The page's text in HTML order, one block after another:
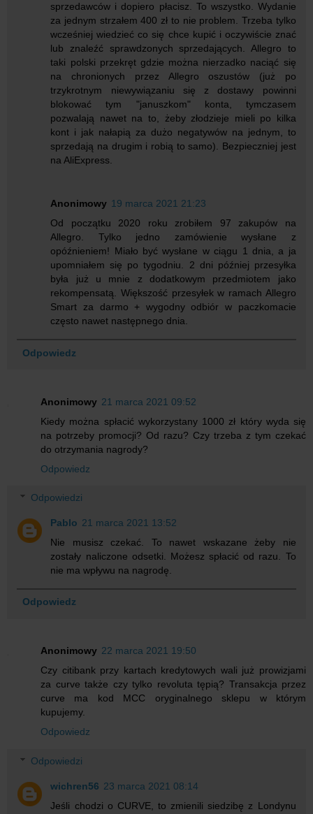
sprzedawców i dopiero płacisz. To wszystko. Wydanie
za jednym strzałem 400 zł to nie problem. Trzeba tylko
wcześniej wiedzieć co się chce kupić i oczywiście znać
lub znaleźć sprawdzonych sprzedających. Allegro to
taki polski przekręt gdzie można nierzadko naciąć się
na chronionych przez Allegro oszustów (już po
trzykrotnym niewywiązaniu się z dostawy powinni
blokować tym "januszkom" konta, tymczasem
pozwalają nawet na to, żeby złodzieje mieli po kilka
kont i jak nałapią za dużo negatywów na jednym, to
sprzedają na drugim i robią to samo). Bezpieczniej jest
na AliExpress.
Anonimowy 19 marca 2021 21:23
Od początku 2020 roku zrobiłem 97 zakupów na
Allegro. Tylko jedno zamówienie wysłane z
opóźnieniem! Miało być wysłane w ciągu 1 dnia, a ja
upomniałem się po tygodniu. 2 dni później przesyłka
była już u mnie z dodatkowym przedmiotem jako
rekompensatą. Większość przesyłek w ramach Allegro
Smart za darmo + wygodny odbiór w paczkomacie
często nawet następnego dnia.
Odpowiedz
Anonimowy 21 marca 2021 09:52
Kiedy można spłacić wykorzystany 1000 zł który wyda się
na potrzeby promocji? Od razu? Czy trzeba z tym czekać
do otrzymania nagrody?
Odpowiedz
Odpowiedzi
Pablo 21 marca 2021 13:52
Nie musisz czekać. To nawet wskazane żeby nie
zostały naliczone odsetki. Możesz spłacić od razu. To
nie ma wpływu na nagrodę.
Odpowiedz
Anonimowy 22 marca 2021 19:50
Czy citibank przy kartach kredytowych wali już prowizjami
za curve także czy tylko revoluta tępią? Transakcja przez
curve ma kod MCC oryginalnego sklepu w którym
kupujemy.
Odpowiedz
Odpowiedzi
wichren56 23 marca 2021 08:14
Jeśli chodzi o CURVE, to zmienili siedzibę z Londynu